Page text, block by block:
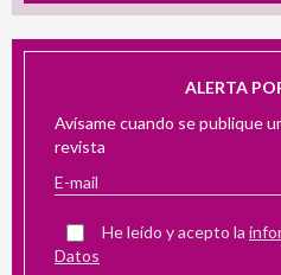
ALERTA
Avísame cuando se publique
revista
He leído y acepto la
Datos